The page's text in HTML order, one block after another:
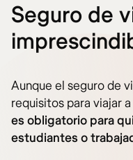
Seguro de
Aunque el seguro de
requisitos para viajar
es obligatorio para
estudiantes o